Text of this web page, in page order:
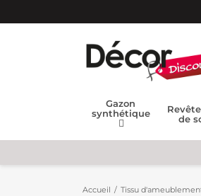
Gazon
synthétique
de
Accueil Tissu